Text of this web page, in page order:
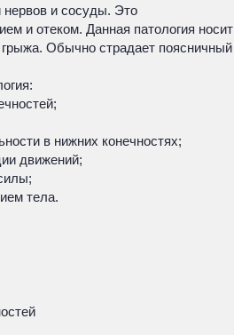
нервов и сосуды. Это
и отеком. Данная патология носит
Обычно страдает поясничный
в нижних конечностях;
движений;
тела.